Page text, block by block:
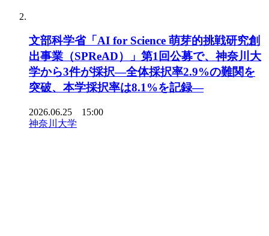
文部科学省「AI for Science 萌芽的挑戦研究創
出事業（SPReAD）」第1回公募で、神奈川大
学から3件が採択―全体採択率2.9%の難関を
突破、本学採択率は8.1%を記録―
2026.06.25 15:00
神奈川大学